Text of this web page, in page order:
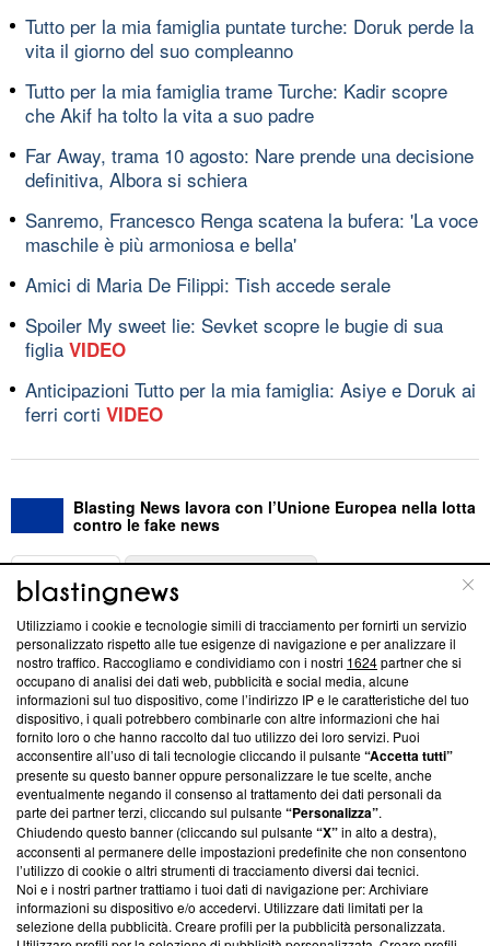
Tutto per la mia famiglia puntate turche: Doruk perde la
vita il giorno del suo compleanno
Tutto per la mia famiglia trame Turche: Kadir scopre
che Akif ha tolto la vita a suo padre
Far Away, trama 10 agosto: Nare prende una decisione
definitiva, Albora si schiera
Sanremo, Francesco Renga scatena la bufera: 'La voce
maschile è più armoniosa e bella'
Amici di Maria De Filippi: Tish accede serale
Spoiler My sweet lie: Sevket scopre le bugie di sua
figlia VIDEO
Anticipazioni Tutto per la mia famiglia: Asiye e Doruk ai
ferri corti VIDEO
Blasting News lavora con l’Unione Europea nella lotta
contro le fake news
ABOUT
Questa sezione offre informazioni trasparenti su Blasting
News, sui nostri processi editoriali e su come ci impegniamo a
creare news di qualità. Inoltre, afferma la nostra aderenza a
‘Trust Project - News with Integrity’Blasting News non è
ancora membro del programma, ma ha richiesto di farne
parte; Trust Project non ha ancora effettuato una verifica di
conformità agli standard.
Su di noi
Team editoriale
Corporate
Redazione
Utilizziamo i cookie e tecnologie simili di tracciamento per fornirti un servizio
personalizzato rispetto alle tue esigenze di navigazione e per analizzare il
nostro traffico. Raccogliamo e condividiamo con i nostri 1624partner che si
occupano di analisi dei dati web, pubblicità e social media, alcune
informazioni sul tuo dispositivo, come l’indirizzo IP e le caratteristiche del tuo
dispositivo, i quali potrebbero combinarle con altre informazioni che hai
fornito loro o che hanno raccolto dal tuo utilizzo dei loro servizi. Puoi
acconsentire all’uso di tali tecnologie cliccando il pulsante“Accetta tutti”
presente su questo banner oppure personalizzare le tue scelte, anche
eventualmente negando il consenso al trattamento dei dati personali da
parte dei partner terzi, cliccando sul pulsante“Personalizza”.
Chiudendo questo banner (cliccando sul pulsante“X”in alto a destra),
acconsenti al permanere delle impostazioni predefinite che non consentono
l’utilizzo di cookie o altri strumenti di tracciamento diversi dai tecnici.
Noi e i nostri partner trattiamo i tuoi dati di navigazione per: Archiviare
informazioni su dispositivo e/o accedervi. Utilizzare dati limitati per la
selezione della pubblicità. Creare profili per la pubblicità personalizzata.